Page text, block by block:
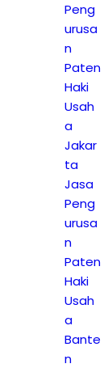
Peng
urusa
n
Paten
Haki
Usah
a
Jakar
ta
Jasa
Peng
urusa
n
Paten
Haki
Usah
a
Bante
n